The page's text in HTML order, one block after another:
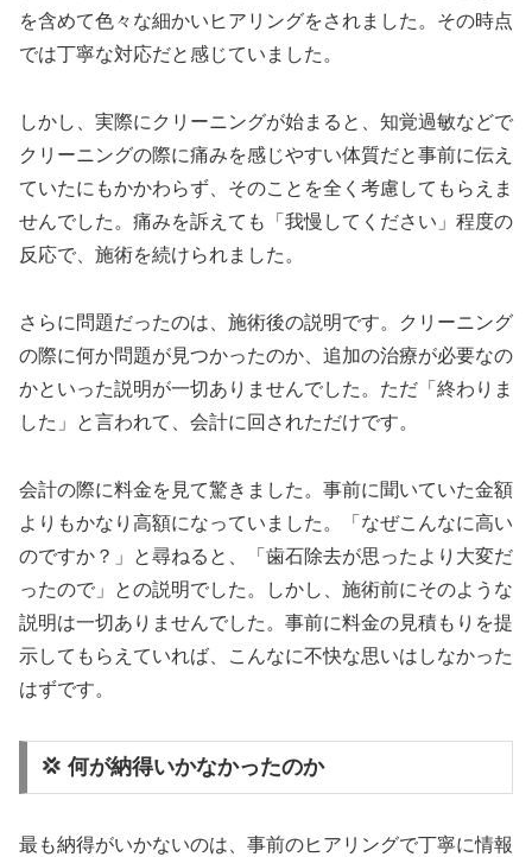
を含めて色々な細かいヒアリングをされました。その時点
では丁寧な対応だと感じていました。
しかし、実際にクリーニングが始まると、知覚過敏などで
クリーニングの際に痛みを感じやすい体質だと事前に伝え
ていたにもかかわらず、そのことを全く考慮してもらえま
せんでした。痛みを訴えても「我慢してください」程度の
反応で、施術を続けられました。
さらに問題だったのは、施術後の説明です。クリーニング
の際に何か問題が見つかったのか、追加の治療が必要なの
かといった説明が一切ありませんでした。ただ「終わりま
した」と言われて、会計に回されただけです。
会計の際に料金を見て驚きました。事前に聞いていた金額
よりもかなり高額になっていました。「なぜこんなに高い
のですか？」と尋ねると、「歯石除去が思ったより大変だ
ったので」との説明でした。しかし、施術前にそのような
説明は一切ありませんでした。事前に料金の見積もりを提
示してもらえていれば、こんなに不快な思いはしなかった
はずです。
💢 何が納得いかなかったのか
最も納得がいかないのは、事前のヒアリングで丁寧に情報